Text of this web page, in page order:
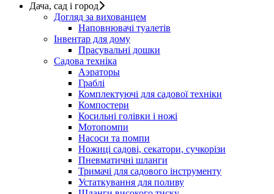
Дача, сад і город
Догляд за вихованцем
Наповнювачі туалетів
Інвентар для дому
Прасувальні дошки
Садова техніка
Аэраторы
Граблі
Комплектуючі для садової техніки
Компостери
Косильні голівки і ножі
Мотопомпи
Насоси та помпи
Ножиці садові, секатори, сучкорізи
Пневматичні шланги
Тримачі для садового інструменту
Устаткування для поливу